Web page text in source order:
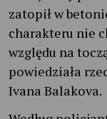
zatopił w
charakteru nie
względu na
powiedziała
Ivana Balakova.